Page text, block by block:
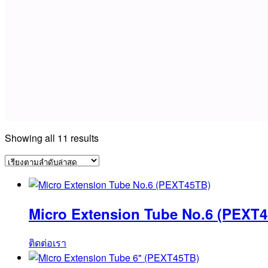
Showing all 11 resultsSorted
latest
Micro Extension Tube No.6
ติดต่อเรา